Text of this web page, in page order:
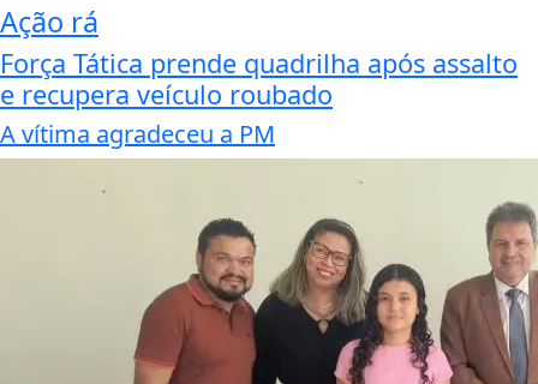
Ação rá
Força Tática prende quadrilha após assalto
e recupera veículo roubado
A vítima agradeceu a PM